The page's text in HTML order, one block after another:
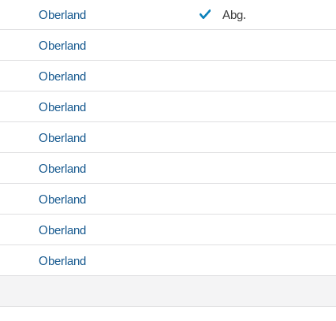
Oberland Abg.
Oberland
Oberland
Oberland
Oberland
Oberland
Oberland
Oberland
Oberland